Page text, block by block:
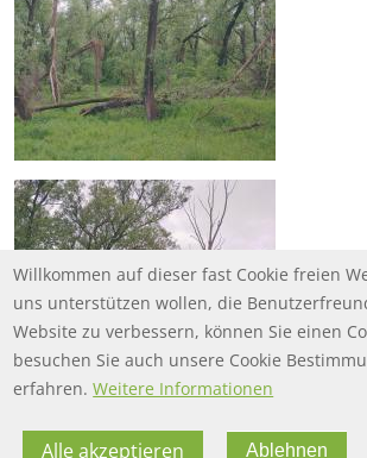
Willkommen auf dieser fast Cookie freien
uns unterstützen wollen, die
Website zu verbessern, können Sie einen
besuchen Sie auch unsere Cookie
erfahren. Weitere Informationen
Alle akzeptieren Ablehnen